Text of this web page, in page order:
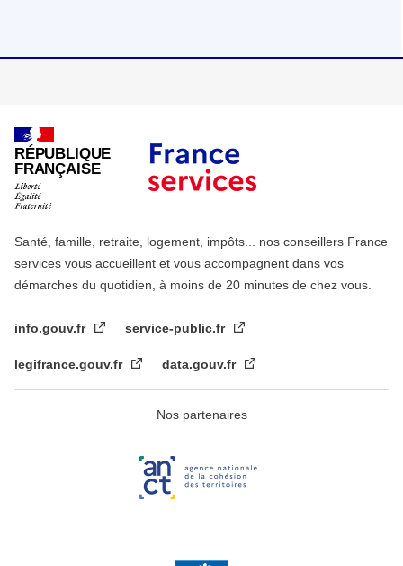
RÉPUBLIQUE
FRANÇAISE
Santé, famille, retraite, logement, impôts... nos conseillers France
services vous accueillent et vous accompagnent dans vos
démarches du quotidien, à moins de 20 minutes de chez vous.
info.gouv.fr service-public.fr
legifrance.gouv.fr data.gouv.fr
Nos partenaires